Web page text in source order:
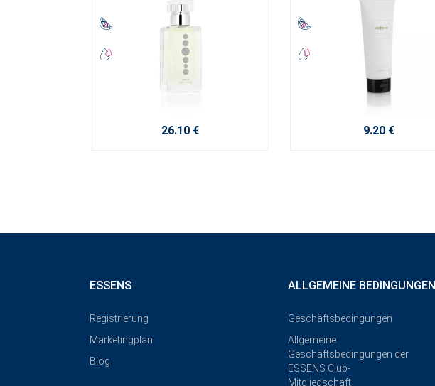
26.10 € 9.20 €
ESSENS
Registrierung
Marketingplan
Blog
ALLGEMEINE BEDINGUNGEN
Geschäftsbedingungen
Allgemeine
Geschäftsbedingungen der
ESSENS Club-
Mitgliedschaft